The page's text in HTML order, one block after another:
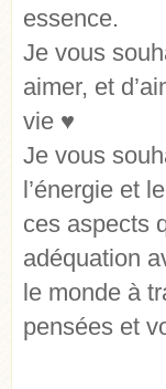
essence.
Je vous
aimer, et
vie ♥
Je vous
l’énergie et
ces aspects
adéquation
le monde à
pensées et